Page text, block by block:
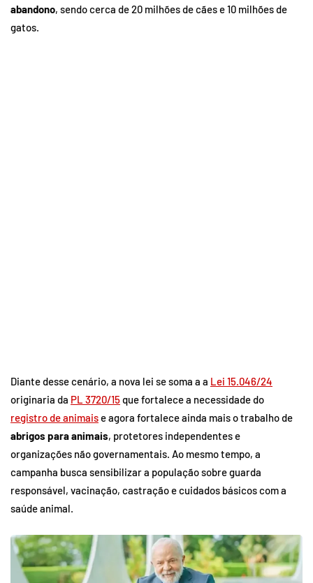
abandono, sendo cerca de 20 milhões de cães e 10 milhões de
gatos.
Diante desse cenário, a nova lei se soma a a Lei 15.046/24
originaria da PL 3720/15que fortalece a necessidade do
registro de animaise agora fortalece ainda mais o trabalho de
abrigos para animais, protetores independentes e
organizações não governamentais. Ao mesmo tempo, a
campanha busca sensibilizar a população sobre guarda
responsável, vacinação, castração e cuidados básicos com a
saúde animal.